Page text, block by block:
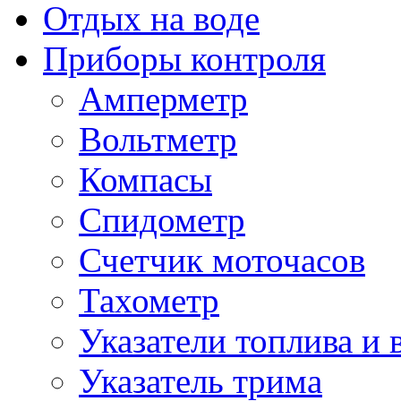
Отдых на воде
Приборы контроля
Амперметр
Вольтметр
Компасы
Спидометр
Счетчик моточасов
Тахометр
Указатели топлива и
Указатель трима